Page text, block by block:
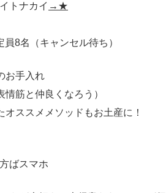
トナカイ →★
8名（キャンセル待ち）
手入れ
筋と仲良くなろう）
ススメメソッドもお土産に！
ばスマホ